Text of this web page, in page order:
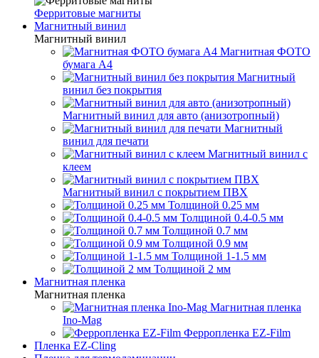
Ферритовые магниты
Магнитный винил
Магнитный винил
Магнитная ФОТО
бумага А4
Магнитный
винил без покрытия
Магнитный винил для авто (анизотропный)
Магнитный
винил для печати
Магнитный винил с
клеем
Магнитный винил с покрытием ПВХ
Толщиной 0.25 мм
Толщиной 0.4-0.5 мм
Толщиной 0.7 мм
Толщиной 0.9 мм
Толщиной 1-1.5 мм
Толщиной 2 мм
Магнитная пленка
Магнитная пленка
Магнитная пленка
Ino-Mag
Ферропленка EZ-Film
Пленка EZ-Cling